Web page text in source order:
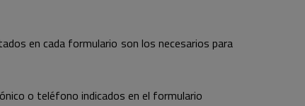
en cada formulario son los necesarios para
o teléfono indicados en el formulario